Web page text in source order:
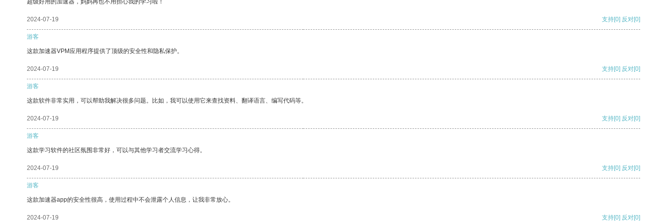
超级好用的加速器，妈妈再也不用担心我的学习啦！
2024-07-19 支持[0] 反对[0]
游客
这款加速器VPM应用程序提供了顶级的安全性和隐私保护。
2024-07-19 支持[0] 反对[0]
游客
这款软件非常实用，可以帮助我解决很多问题。比如，我可以使用它来查找资料、翻译语言、编写代码等。
2024-07-19 支持[0] 反对[0]
游客
这款学习软件的社区氛围非常好，可以与其他学习者交流学习心得。
2024-07-19 支持[0] 反对[0]
游客
这款加速器app的安全性很高，使用过程中不会泄露个人信息，让我非常放心。
2024-07-19 支持[0] 反对[0]